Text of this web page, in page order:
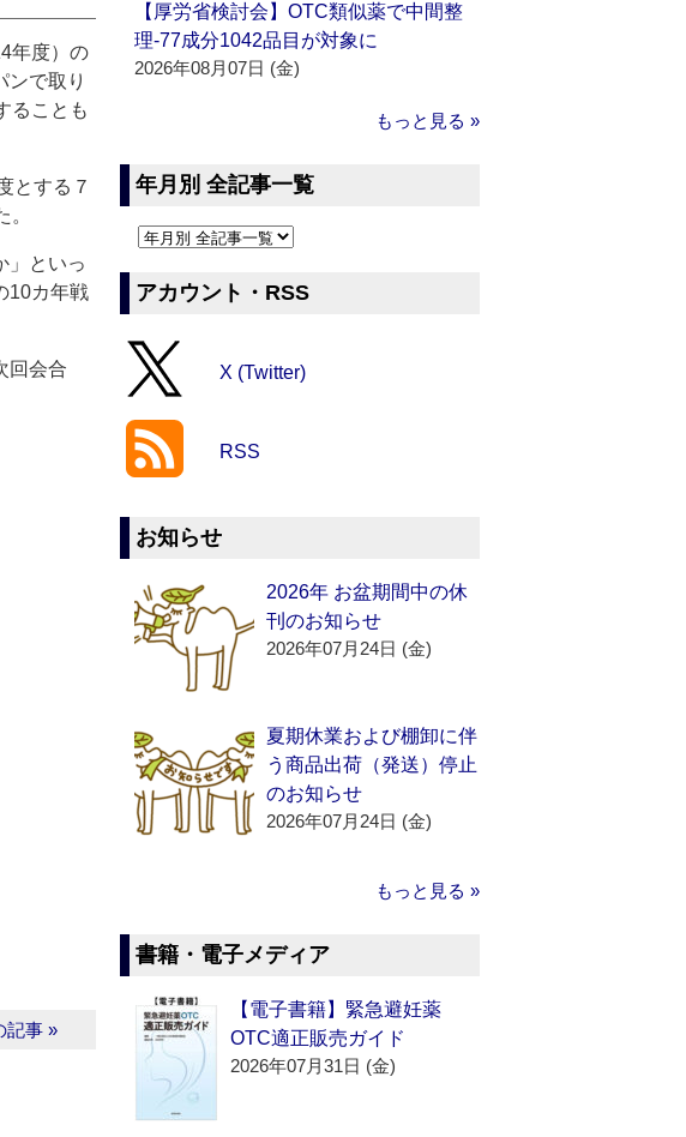
年度）の
ンで取り
ることも
とする７
」といっ
10カ年戦
回会合
記事 »
【厚労省検討会】OTC類似薬で中間整
理‐77成分1042品目が対象に
2026年08月07日 (金)
もっと見る »
年月別 全記事一覧
アカウント・RSS
X (Twitter)
RSS
お知らせ
2026年 お盆期間中の休
刊のお知らせ
2026年07月24日 (金)
夏期休業および棚卸に伴
う商品出荷（発送）停止
のお知らせ
2026年07月24日 (金)
もっと見る »
書籍・電子メディア
【電子書籍】緊急避妊薬
OTC適正販売ガイド
2026年07月31日 (金)